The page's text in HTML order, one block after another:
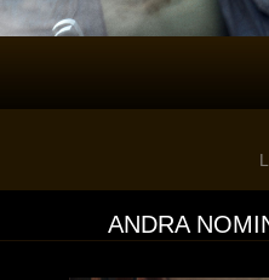
ANDRA